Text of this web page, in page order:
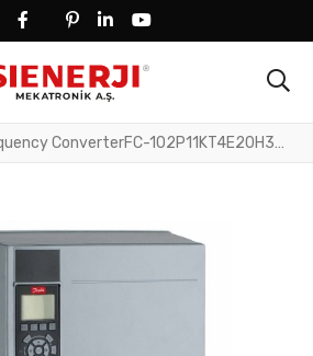
SOCIAL LINK
FACEBOOK SOCIAL LINK
TWITTER SOCIAL LINK
PINTEREST SOCIAL LINK
LINKEDIN SOCIAL LINK
YOUTUBE SOCIAL LINK
Frequency ConverterFC-102P11KT4E20H3XGXXXXSXXXXA0BXCXXXXDXVLT® HVAC Drive FC-102(P11K) 11 KW / 15 HP, Three phase380 - 480 VAC, (E20) IP20 / Chassis(H3) RFI Class A1/B (C1)No brake chopperGraphical Loc. Cont. PanelNot coated PCB, No Mains OptionLatest release std. SW.Frame: B3No C1 option, No D opti